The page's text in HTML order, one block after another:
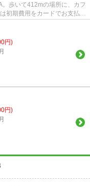
歩いて412mの場所に、カフ
初期費用をカードでお支払い
円)
円)